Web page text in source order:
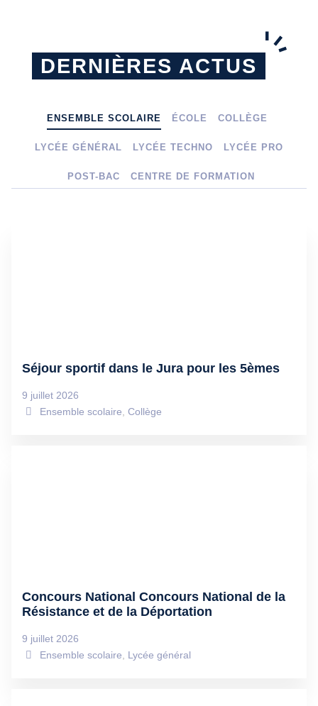
DERNIÈRES ACTUS
ENSEMBLE SCOLAIRE ÉCOLE COLLÈGE
LYCÉE GÉNÉRAL LYCÉE TECHNO LYCÉE PRO
POST-BAC CENTRE DE FORMATION
Séjour sportif dans le Jura pour les 5èmes
9 juillet 2026
Ensemble scolaire Collège
Concours National Concours National de la
Résistance et de la Déportation
9 juillet 2026
Ensemble scolaire
Lycée général